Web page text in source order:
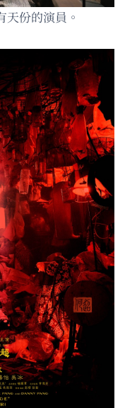
份的演員。